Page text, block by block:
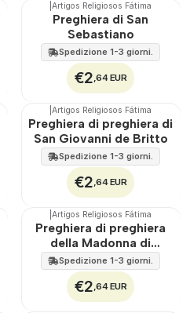
|Artigos Religiosos Fátima
Preghiera di San
Sebastiano
Spedizione 1-3 giorni.
€2,64 EUR
|Artigos Religiosos Fátima
Preghiera di preghiera di
San Giovanni de Britto
Spedizione 1-3 giorni.
€2,64 EUR
|Artigos Religiosos Fátima
Preghiera di preghiera
della Madonna di
Aparecida
Spedizione 1-3 giorni.
€2,64 EUR